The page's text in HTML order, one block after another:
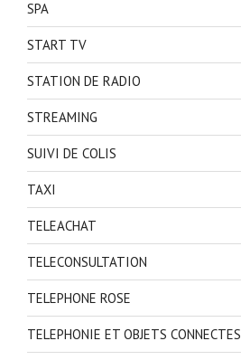
SPA
START TV
STATION DE RADIO
STREAMING
SUIVI DE COLIS
TAXI
TELEACHAT
TELECONSULTATION
TELEPHONE ROSE
TELEPHONIE ET OBJETS CONNECTES